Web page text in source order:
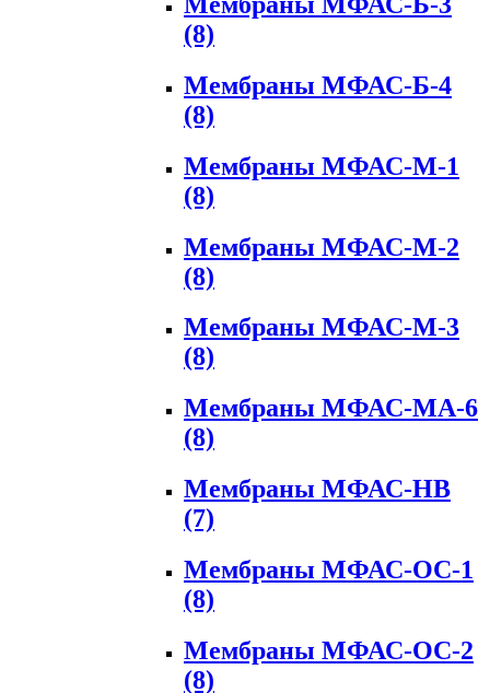
(8)
Мембраны МФАС-Б-4
(8)
Мембраны МФАС-М-1
(8)
Мембраны МФАС-М-2
(8)
Мембраны МФАС-М-3
(8)
Мембраны МФАС-МА-6
(8)
Мембраны МФАС-НВ
(7)
Мембраны МФАС-ОС-1
(8)
Мембраны МФАС-ОС-2
(8)